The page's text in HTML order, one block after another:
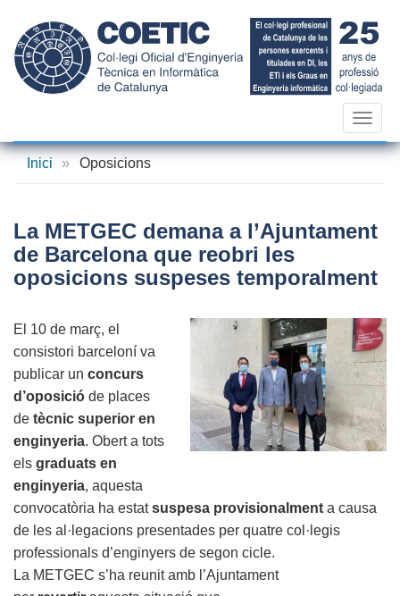
contingut
Inici
» Oposicions
La METGEC demana a l’Ajuntament
de Barcelona que reobri les
oposicions suspeses temporalment
El 10 de març, el
consistori barceloní va
publicar un concurs
d’oposició de places
de tècnic superior en
enginyeria. Obert a tots
els graduats en
enginyeria, aquesta
convocatòria ha estatsuspesa provisionalment a causa
de les al·legacions presentades per quatre col·legis
professionals d’enginyers de segon cicle.
La METGEC s’ha reunit amb l’Ajuntament